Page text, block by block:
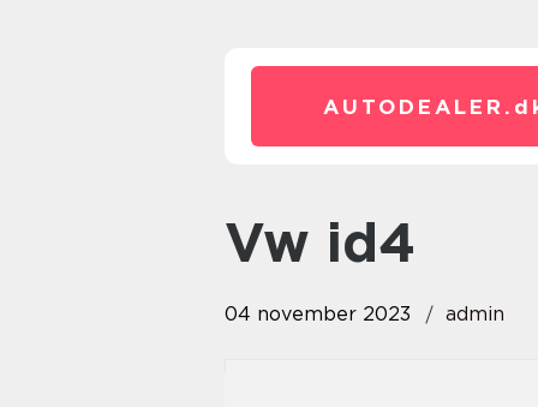
AUTODEALER.
vw id4
04 november 2023 admin